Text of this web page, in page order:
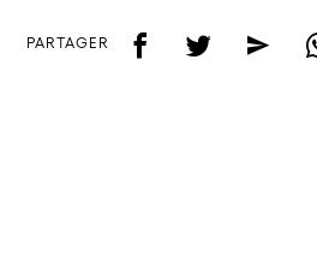
PARTAGER f t e